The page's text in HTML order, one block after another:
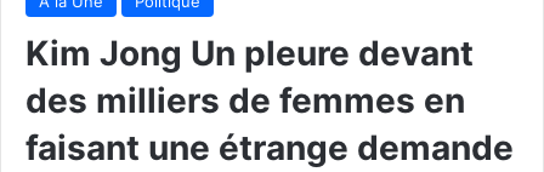
Kim Jong Un pleure devant
des milliers de femmes en
faisant une étrange demande